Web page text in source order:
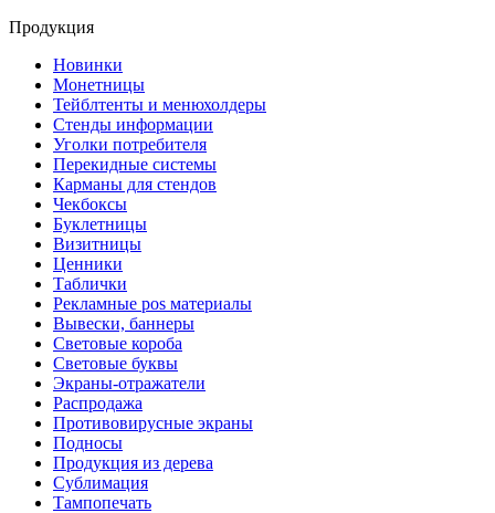
Продукция
Новинки
Монетницы
Тейблтенты и менюхолдеры
Стенды информации
Уголки потребителя
Перекидные системы
Карманы для стендов
Чекбоксы
Буклетницы
Визитницы
Ценники
Таблички
Рекламные pos материалы
Вывески, баннеры
Световые короба
Световые буквы
Экраны-отражатели
Распродажа
Противовирусные экраны
Подносы
Продукция из дерева
Сублимация
Тампопечать